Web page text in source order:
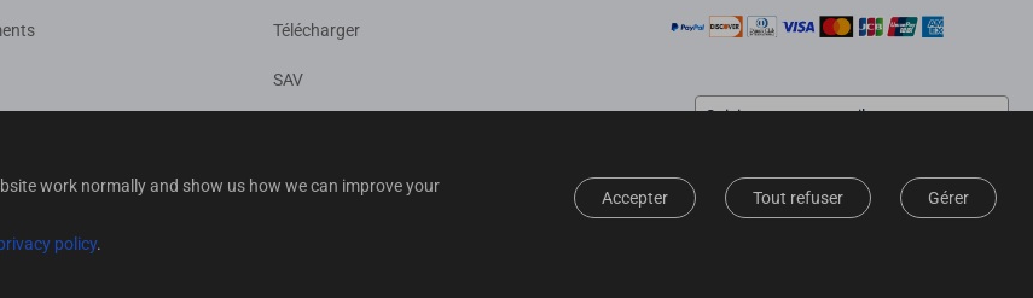
Télécharger
SAV
dernières nouvelles
work normally and show us how we can improve your
policy.
Gérer
Tout refuser
Accepter